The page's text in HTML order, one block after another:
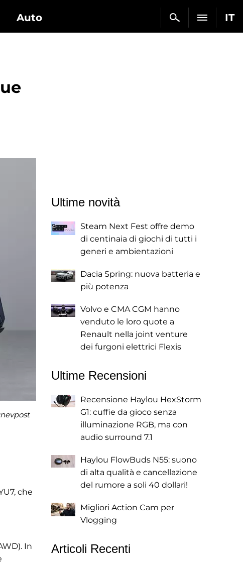
IT
Auto
che
In
Ultime novità
Steam Next Fest offre demo
di centinaia di giochi di tutti i
generi e ambientazioni
Dacia Spring: nuova batteria e
più potenza
Volvo e CMA CGM hanno
venduto le loro quote a
Renault nella joint venture
dei furgoni elettrici Flexis
Ultime Recensioni
Recensione Haylou HexStorm
G1: cuffie da gioco senza
illuminazione RGB, ma con
audio surround 7.1
Haylou FlowBuds N55: suono
di alta qualità e cancellazione
del rumore a soli 40 dollari!
Migliori Action Cam per
Vlogging
Articoli Recenti